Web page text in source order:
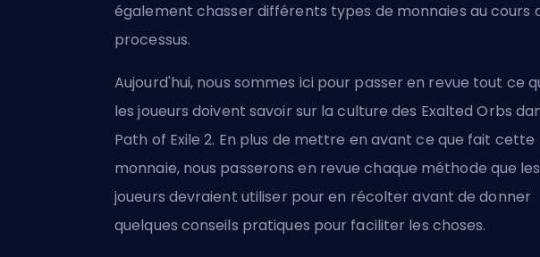
également chasser différents types de monnaies au cours
processus.
Aujourd'hui, nous sommes ici pour passer en revue tout ce
les joueurs doivent savoir sur la culture des Exalted Orbs
Path of Exile 2. En plus de mettre en avant ce que fait cette
monnaie, nous passerons en revue chaque méthode que les
joueurs devraient utiliser pour en récolter avant de donner
quelques conseils pratiques pour faciliter les choses.